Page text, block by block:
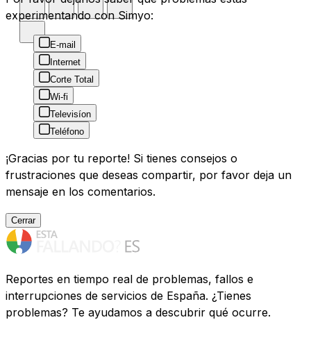
experimentando con Simyo:
E-mail
Internet
Corte Total
Wi-fi
Televisíon
Teléfono
¡Gracias por tu reporte! Si tienes consejos o
frustraciones que deseas compartir, por favor deja un
mensaje en los comentarios.
Cerrar
Reportes en tiempo real de problemas, fallos e
interrupciones de servicios de España. ¿Tienes
problemas? Te ayudamos a descubrir qué ocurre.